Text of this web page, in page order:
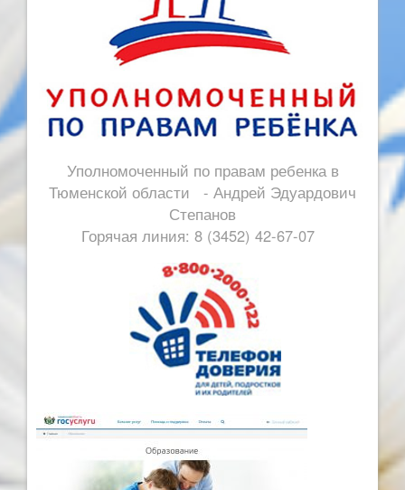
Уполномоченный по правам ребенка в
Тюменской области - Андрей Эдуардович
Степанов
Горячая линия: 8 (3452) 42-67-07